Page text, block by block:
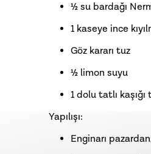
½ su bardağı
1 kaseye ince
Göz kararı tuz
½ limon suyu
1 dolu tatlı
Yapılışı:
Enginarı